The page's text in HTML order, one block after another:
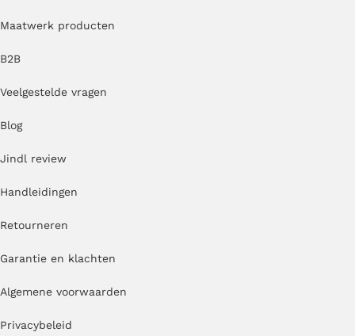
Maatwerk producten
B2B
Veelgestelde vragen
Blog
Jindl review
Handleidingen
Retourneren
Garantie en klachten
Algemene voorwaarden
Privacybeleid